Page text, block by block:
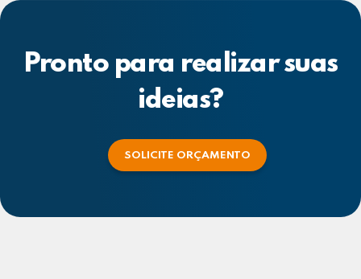
Pronto para realizar suas
ideias?
SOLICITE ORÇAMENTO